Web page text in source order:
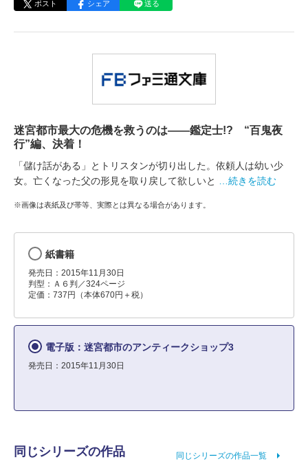
ポスト シェア 送る
迷宮都市最大の危機を救うのは――鑑定士!? “百鬼夜
行”編、決着！
「儲け話がある」とトリスタンが切り出した。依頼人は幼い少
女。亡くなった父の形見を取り戻して欲しいと
…続きを読む
※画像は表紙及び帯等、実際とは異なる場合があります。
紙書籍
発売日：2015年11月30日
判型：Ａ６判／324ページ
定価：737円（本体670円＋税）
電子版：迷宮都市のアンティークショップ3
発売日：2015年11月30日
同じシリーズの作品 同じシリーズの作品一覧